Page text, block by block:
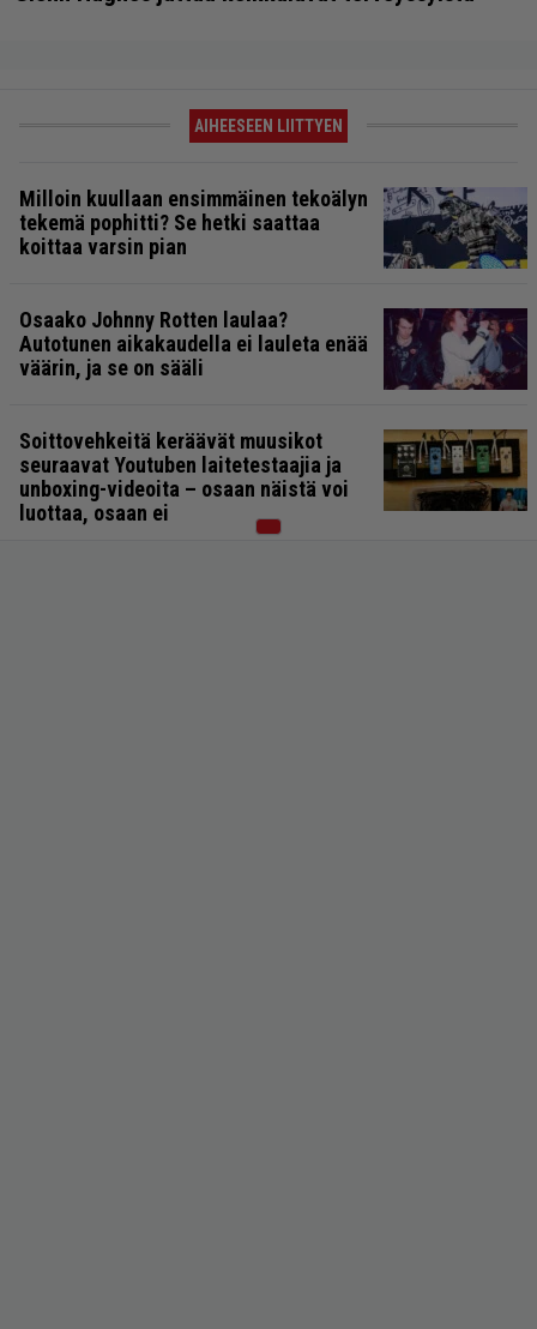
AIHEESEEN LIITTYEN
Milloin kuullaan ensimmäinen tekoälyn
tekemä pophitti? Se hetki saattaa
koittaa varsin pian
Osaako Johnny Rotten laulaa?
Autotunen aikakaudella ei lauleta enää
väärin, ja se on sääli
Soittovehkeitä keräävät muusikot
seuraavat Youtuben laitetestaajia ja
unboxing-videoita – osaan näistä voi
luottaa, osaan ei